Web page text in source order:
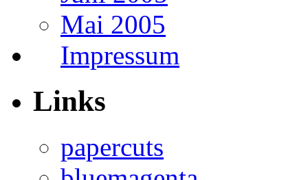
Mai 2005
Impressum
Links
papercuts